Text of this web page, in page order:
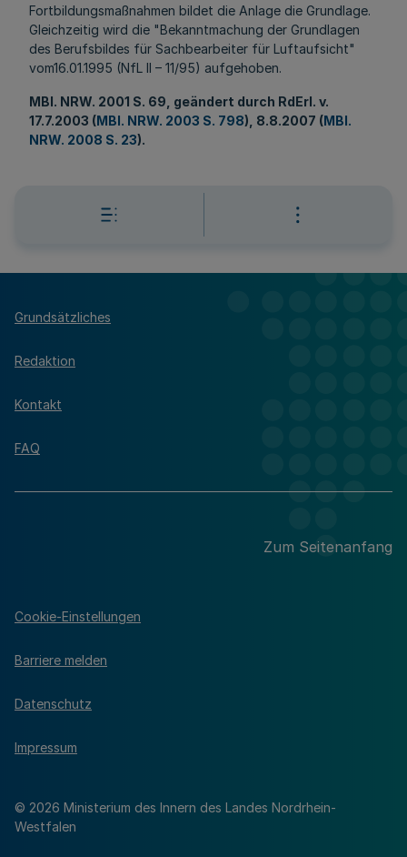
Fortbildungsmaßnahmen bildet die Anlage die Grundlage.
Gleichzeitig wird die "Bekanntmachung der Grundlagen
des Berufsbildes für Sachbearbeiter für Luftaufsicht"
vom16.01.1995 (NfL II – 11/95) aufgehoben.
MBl. NRW. 2001 S. 69, geändert durch RdErl. v.
17.7.2003 (MBl. NRW. 2003 S. 798), 8.8.2007 (MBl.
NRW. 2008 S. 23).
Grundsätzliches
Redaktion
Kontakt
FAQ
Zum Seitenanfang
© 2026 Ministerium des Innern des Landes Nordrhein-
Westfalen
Cookie-Einstellungen
Barriere melden
Datenschutz
Impressum